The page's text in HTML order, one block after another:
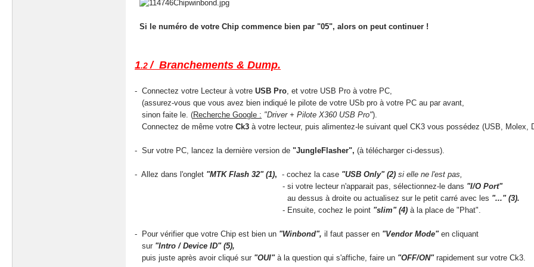
Si le numéro de votre Chip commence bien par "05", alors on peut continuer !
1.2/ Branchements & Dump.
- Connectez votre Lecteur à votre USB Pro , et votre USB Pro à votre PC,
(assurez-vous que vous avez bien indiqué le pilote de votre USb pro à votre PC au par avant,
sinon faite le. (Recherche Google : "Driver + Pilote X360 USB Pro").
Connectez de même votre Ck3 à votre lecteur, puis alimentez-le suivant quel CK3 vous possédez (USB, Molex,
- Sur votre PC, lancez la dernière version de "JungleFlasher", (à télécharger ci-dessus).
- Allez dans l'onglet "MTK Flash 32" (1), - cochez la case "USB Only" (2) si elle ne l'est pas,
- si votre lecteur n'apparait pas, sélectionnez-le dans "I/O Port"
au dessus à droite ou actualisez sur le petit carré avec les "..." (3).
- Ensuite, cochez le point "slim" (4) à la place de "Phat".
- Pour vérifier que votre Chip est bien un "Winbond", il faut passer en "Vendor Mode"en cliquant
sur "Intro / Device ID" (5),
puis juste après avoir cliqué sur "OUI"à la question qui s'affiche, faire un "OFF/ON"rapidement sur votre Ck3.